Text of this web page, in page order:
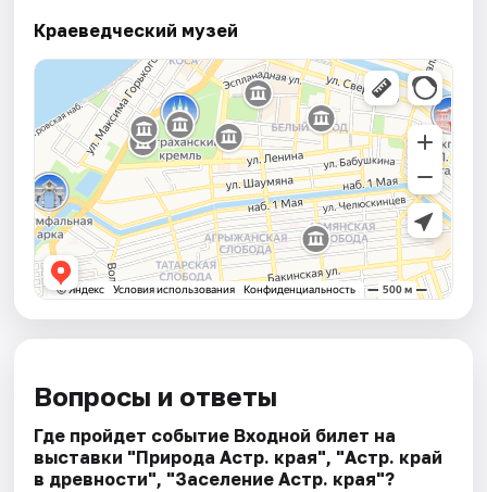
Краеведческий музей
Вопросы и ответы
Где пройдет событие Входной билет на
выставки "Природа Астр. края", "Астр. край
в древности", "Заселение Астр. края"?